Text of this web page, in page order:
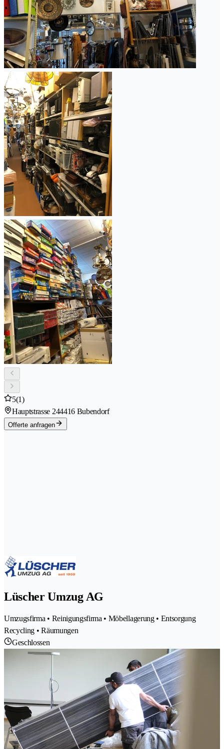
5(1)
Hauptstrasse 244416 Bubendorf
Offerte anfragen
Lüscher Umzug AG
Umzugsfirma • Reinigungsfirma • Möbellagerung • Entsorgung
Recycling • Räumungen
Geschlossen